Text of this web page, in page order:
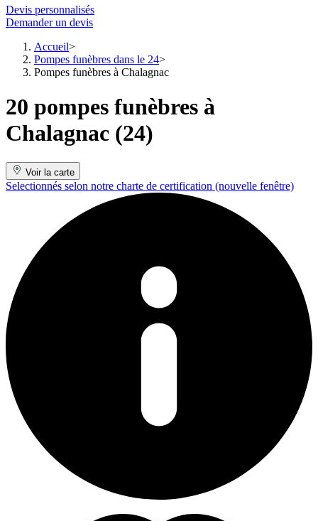
Devis personnalisés
Demander un devis
Accueil
Pompes funèbres dans le 24
Pompes funèbres à Chalagnac
20 pompes funèbres à
Chalagnac (24)
Voir la carte
Selectionnés selon notre charte de certification (nouvelle fenêtre)